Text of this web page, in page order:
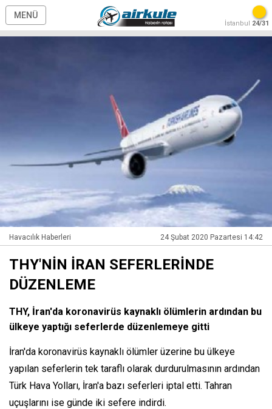
MENÜ
İstanbul 24/31
Havacılık Haberleri 24 Şubat 2020 Pazartesi 14:42
THY'NİN İRAN SEFERLERİNDE
DÜZENLEME
THY, İran'da koronavirüs kaynaklı ölümlerin ardından bu
ülkeye yaptığı seferlerde düzenlemeye gitti
İran'da koronavirüs kaynaklı ölümler üzerine bu ülkeye
yapılan seferlerin tek taraflı olarak durdurulmasının ardından
Türk Hava Yolları, İran'a bazı seferleri iptal etti. Tahran
uçuşlarını ise günde iki sefere indirdi.